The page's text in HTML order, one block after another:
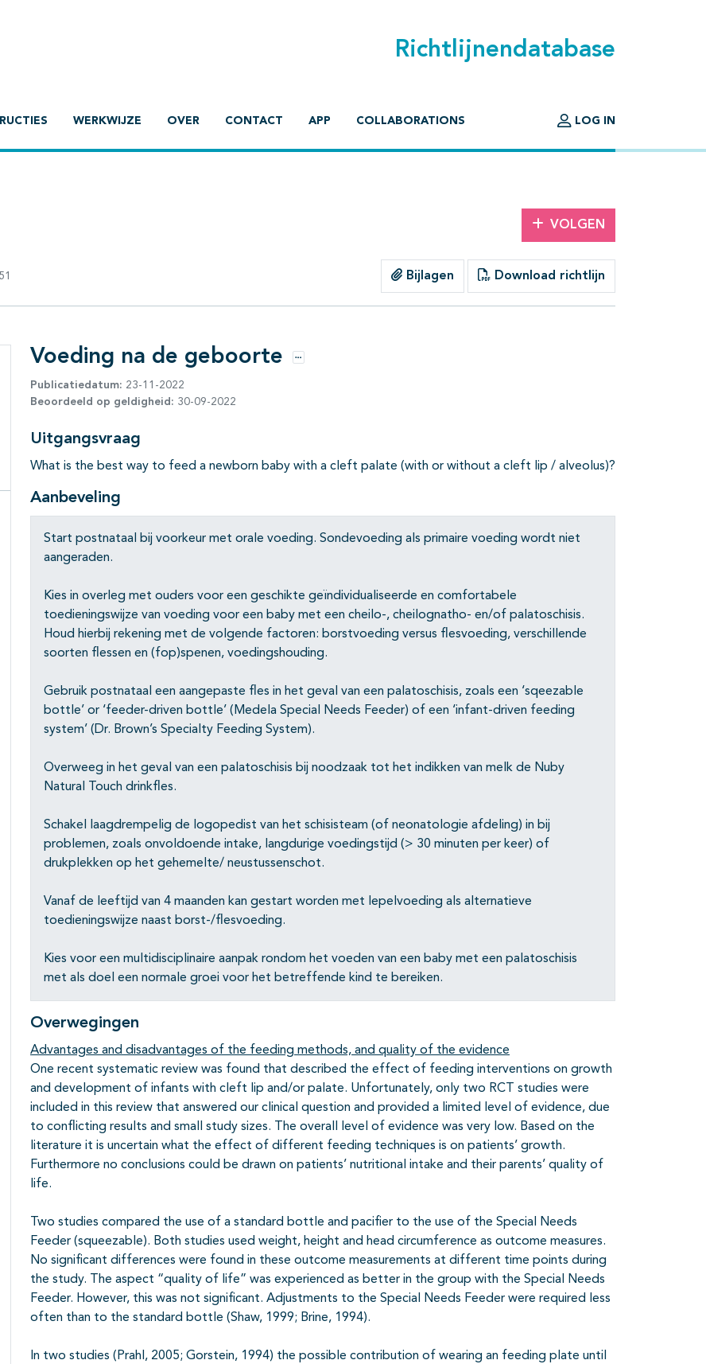
Richtlijnendatabase
WERKWIJZE OVER CONTACT APP COLLABORATIONS LOG IN
VOLGEN
51 Bijlagen Download richtlijn
binnen deze richtlijn
openklappen
open- en dichtklappen
open- en dichtklappen
open- en dichtklappen
open- en dichtklappen
open- en dichtklappen
Voeding na de geboorte Opties
Publicatiedatum: 23-11-2022
Beoordeeld op geldigheid: 30-09-2022
Uitgangsvraag
What is the best way to feed a newborn baby with a cleft palate (with or without a cleft lip / alveolus)?
Aanbeveling
Start postnataal bij voorkeur met orale voeding. Sondevoeding als primaire voeding wordt niet
aangeraden.
Kies in overleg met ouders voor een geschikte geïndividualiseerde en comfortabele
toedieningswijze van voeding voor een baby met een cheilo-, cheilognatho- en/of palatoschisis.
Houd hierbij rekening met de volgende factoren: borstvoeding versus flesvoeding, verschillende
soorten flessen en (fop)spenen, voedingshouding.
Gebruik postnataal een aangepaste fles in het geval van een palatoschisis, zoals een ‘sqeezable
bottle’ or ‘feeder-driven bottle’ (Medela Special Needs Feeder) of een ‘infant-driven feeding
system’ (Dr. Brown’s Specialty Feeding System).
Overweeg in het geval van een palatoschisis bij noodzaak tot het indikken van melk de Nuby
Natural Touch drinkfles.
Schakel laagdrempelig de logopedist van het schisisteam (of neonatologie afdeling) in bij
problemen, zoals onvoldoende intake, langdurige voedingstijd (> 30 minuten per keer) of
drukplekken op het gehemelte/ neustussenschot.
Vanaf de leeftijd van 4 maanden kan gestart worden met lepelvoeding als alternatieve
toedieningswijze naast borst-/flesvoeding.
Kies voor een multidisciplinaire aanpak rondom het voeden van een baby met een palatoschisis
met als doel een normale groei voor het betreffende kind te bereiken.
Overwegingen
Advantages and disadvantages of the feeding methods, and quality of the evidence
One recent systematic review was found that described the effect of feeding interventions on growth
and development of infants with cleft lip and/or palate. Unfortunately, only two RCT studies were
included in this review that answered our clinical question and provided a limited level of evidence, due
to conflicting results and small study sizes. The overall level of evidence was very low. Based on the
literature it is uncertain what the effect of different feeding techniques is on patients’ growth.
Furthermore no conclusions could be drawn on patients’ nutritional intake and their parents’ quality of
life.
Two studies compared the use of a standard bottle and pacifier to the use of the Special Needs
Feeder (squeezable). Both studies used weight, height and head circumference as outcome measures.
No significant differences were found in these outcome measurements at different time points during
the study. The aspect “quality of life” was experienced as better in the group with the Special Needs
Feeder. However, this was not significant. Adjustments to the Special Needs Feeder were required less
often than to the standard bottle (Shaw, 1999; Brine, 1994).
In two studies (Prahl, 2005; Gorstein, 1994) the possible contribution of wearing an feeding plate until